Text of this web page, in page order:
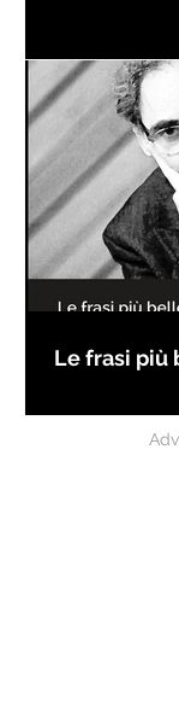
Le frasi più